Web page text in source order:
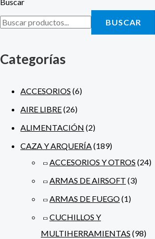
BUSCAR
Categorías
ACCESORIOS (6)
AIRE LIBRE(26)
ALIMENTACIÓN (2)
CAZA Y ARQUERÍA(189)
ACCESORIOS Y OTROS (24)
ARMAS DE AIRSOFT (3)
ARMAS DE FUEGO(1)
CUCHILLOS Y
MULTIHERRAMIENTAS (98)